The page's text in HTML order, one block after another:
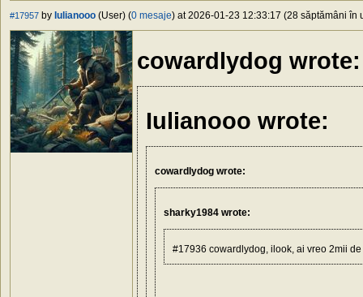
#17957 by Iulianooo (User) (0 mesaje) at 2026-01-23 12:33:17 (28 săptămâni în
cowardlydog wrote:
Iulianooo wrote:
cowardlydog wrote:
sharky1984 wrote:
#17936 cowardlydog, ilook, ai vreo 2mii